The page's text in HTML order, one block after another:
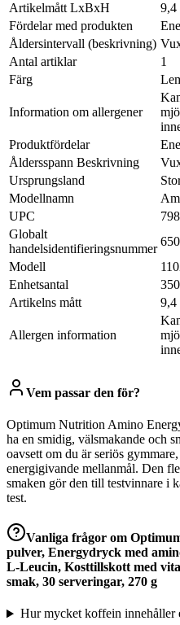
Artikelmått LxBxH
9,4
Fördelar med produkten
Åldersintervall (beskrivning)
Antal artiklar
1
Färg
Information om allergener
Produktfördelar
Åldersspann Beskrivning
Ursprungsland
Modellnamn
UPC
Globalt
handelsidentifieringsnummer
Modell
Enhetsantal
Artikelns mått
9,4
Allergen information
Vem passar den för?
Optimum Nutrition Amino
ha en smidig, välsmakande och
oavsett om du är seriös
energigivande mellanmål. Den
smaken gör den till testvinnare i
test.
Vanliga frågor om
pulver, Energydryck med
L-Leucin, Kosttillskott med
smak, 30 serveringar, 270 g
Hur mycket koffein innehåller